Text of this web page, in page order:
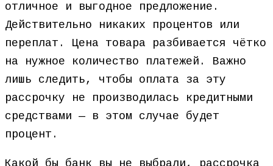
отличное и выгодное предложение.
Действительно никаких процентов или
переплат. Цена товара разбивается чётко
на нужное количество платежей. Важно
лишь следить, чтобы оплата за эту
рассрочку не производилась кредитными
средствами — в этом случае будет
процент.
Какой бы банк вы не выбрали, рассрочка